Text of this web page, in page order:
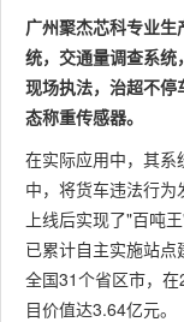
广州聚杰芯科专业
统，交通量调查系
现场执法，治超不
态称重传感器。
在实际应用中，其系
中，将货车违法行
上线后实现了"百吨
已累计自主实施站
全国31个省区市，
目价值达3.64亿元。